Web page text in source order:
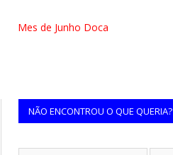
Mes de Junho Doca
NÃO ENCONTROU O QUE QUERIA?